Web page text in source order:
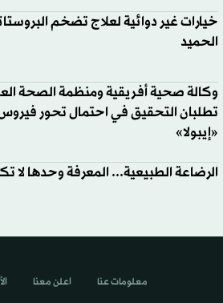
خيارات غير دوائية لعلاج تضخم
الحميد
وكالة صحية أفريقية ومنظمة الصحة
تطلبان التحقيق في احتمال تحور
«إيبولا»
الرضاعة الطبيعية... المعرفة وحدها لا
معلومات عنا اعلن معنا